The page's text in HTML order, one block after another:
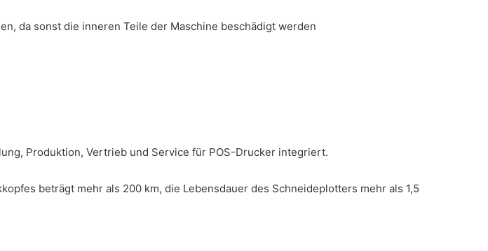
da sonst die inneren Teile der Maschine beschädigt werden
Produktion, Vertrieb und Service für POS-Drucker integriert.
beträgt mehr als 200 km, die Lebensdauer des Schneideplotters mehr als 1,5